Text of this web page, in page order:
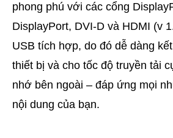
phong phú với các cổng
DisplayPort, DVI-D và HDMI (v
USB tích hợp, do đó dễ dàng
thiết bị và cho tốc độ truyền tải
nhớ bên ngoài – đáp ứng mọi
nội dung của bạn.